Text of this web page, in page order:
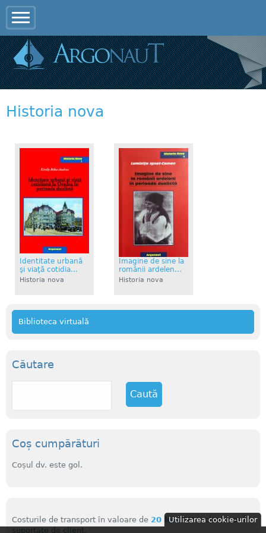
Utilizarea cookie-urilor
Historia nova
Identitate urbană
şi viaţă cotidia...
Historia nova
Imagine de sine la
românii ardelen...
Historia nova
Biblioteca virtuală
Căutare
C
Coș cumpărături
Coșul dv. este gol.
Costurile de transport în valoare de 20 lei(TVA inclus), vor fi
suportate de client.